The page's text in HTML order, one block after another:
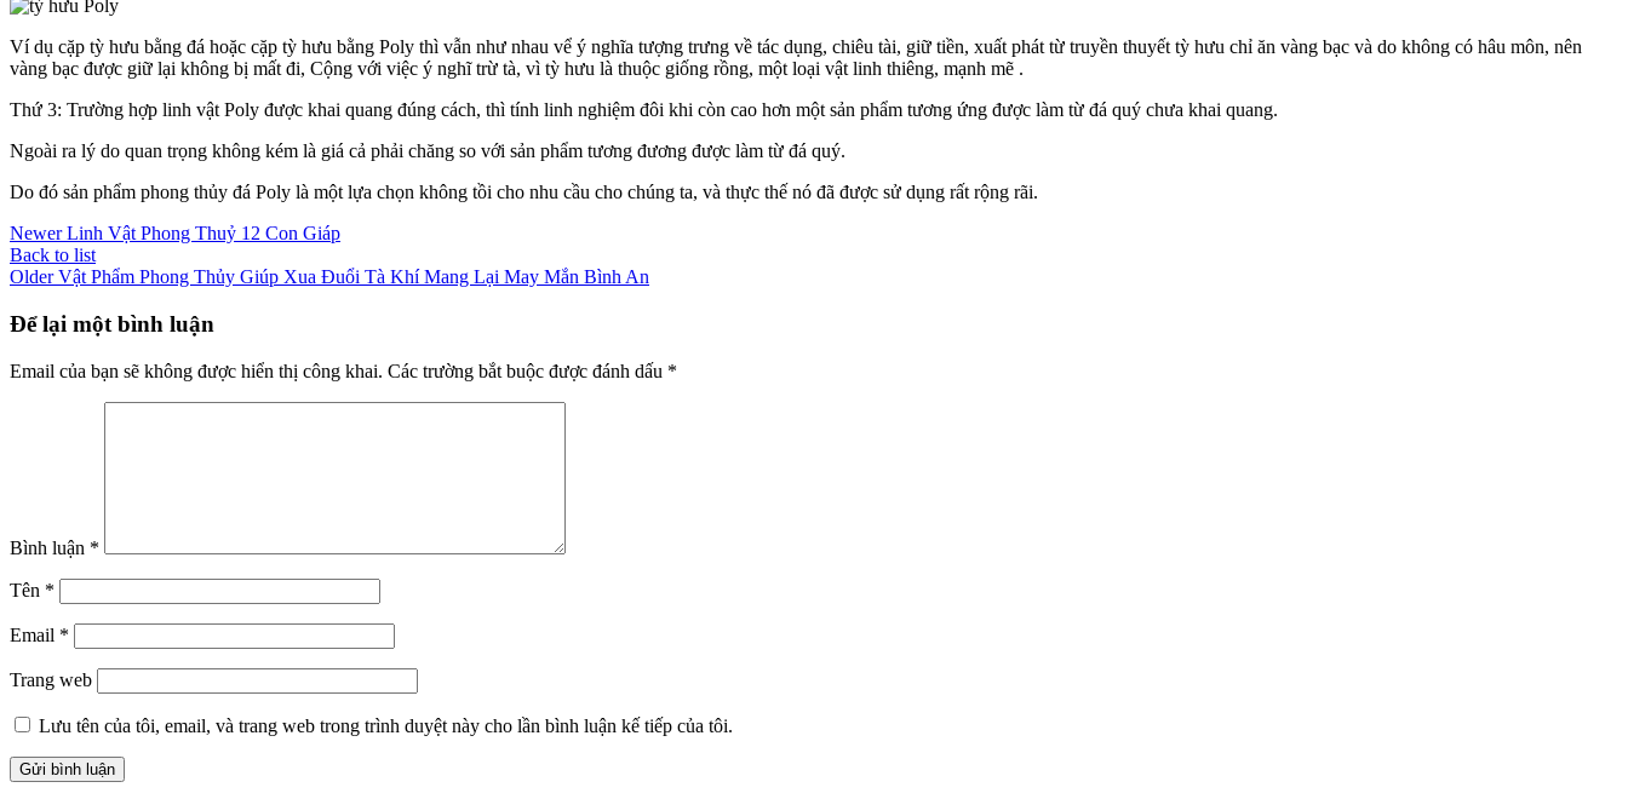
Ví dụ cặp tỳ hưu bằng đá hoặc cặp tỳ hưu bằng Poly thì vẫn như nhau vể ý nghĩa tượng trưng về tác dụng, chiêu tài, giữ tiền, xuất phát từ truyền thuyết tỳ hưu chỉ ăn vàng bạc và do không có hâu môn, nên
vàng bạc được giữ lại không bị mất đi, Cộng với việc ý nghĩ trừ tà, vì tỳ hưu là thuộc giống rồng, một loại vật linh thiêng, mạnh mẽ .
Thứ 3: Trường hợp linh vật Poly được khai quang đúng cách, thì tính linh nghiệm đôi khi còn cao hơn một sản phẩm tương ứng được làm từ đá quý chưa khai quang.
Ngoài ra lý do quan trọng không kém là giá cả phải chăng so với sản phẩm tương đương được làm từ đá quý.
Do đó sản phẩm phong thủy đá Poly là một lựa chọn không tồi cho nhu cầu cho chúng ta, và thực thế nó đã được sử dụng rất rộng rãi.
Newer Linh Vật Phong Thuỷ 12 Con Giáp
Back to list
Older Vật Phẩm Phong Thủy Giúp Xua Đuổi Tà Khí Mang Lại May Mắn Bình An
Để lại một bình luận
Email của bạn sẽ không được hiển thị công khai. Các trường bắt buộc được đánh dấu *
Bình luận *
Tên *
Email *
Trang web
Lưu tên của tôi, email, và trang web trong trình duyệt này cho lần bình luận kế tiếp của tôi.